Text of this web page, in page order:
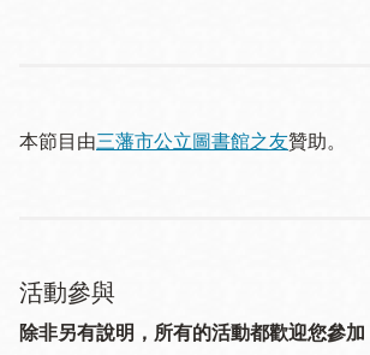
本節目由三藩市公立圖書館之友贊助。
活動參與
除非另有說明，所有的活動都歡迎您參